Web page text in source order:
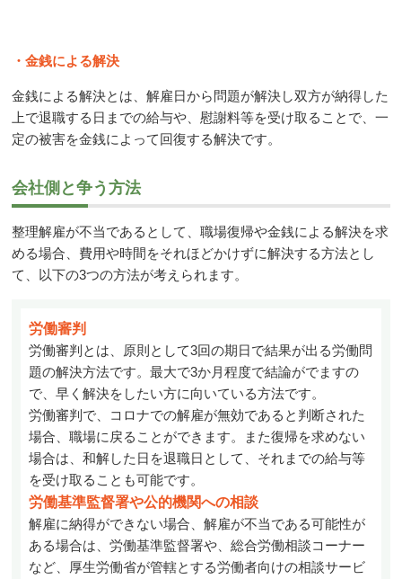
・金銭による解決
金銭による解決とは、解雇日から問題が解決し双方が納得した
上で退職する日までの給与や、慰謝料等を受け取ることで、一
定の被害を金銭によって回復する解決です。
会社側と争う方法
整理解雇が不当であるとして、職場復帰や金銭による解決を求
める場合、費用や時間をそれほどかけずに解決する方法とし
て、以下の3つの方法が考えられます。
労働審判
労働審判とは、原則として3回の期日で結果が出る労働問
題の解決方法です。最大で3か月程度で結論がでますの
で、早く解決をしたい方に向いている方法です。
労働審判で、コロナでの解雇が無効であると判断された
場合、職場に戻ることができます。また復帰を求めない
場合は、和解した日を退職日として、それまでの給与等
を受け取ることも可能です。
労働基準監督署や公的機関への相談
解雇に納得ができない場合、解雇が不当である可能性が
ある場合は、労働基準監督署や、総合労働相談コーナー
など、厚生労働省が管轄とする労働者向けの相談サービ